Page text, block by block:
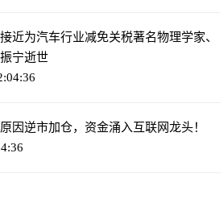
近为汽车行业减免关税著名物理学家、
宁逝世
因逆市加仓，资金涌入互联网龙头！